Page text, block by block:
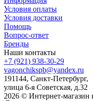
Условия оплаты
Условия доставки
Помощь
Вопрос-ответ
Бренды
Наши контакты
+7 (921) 938-30-29
vagonchikspb@yandex.ru
191144, Санкт-Петербург,
улица 6-я Советская, д.32
2026 © Интернет-магазин